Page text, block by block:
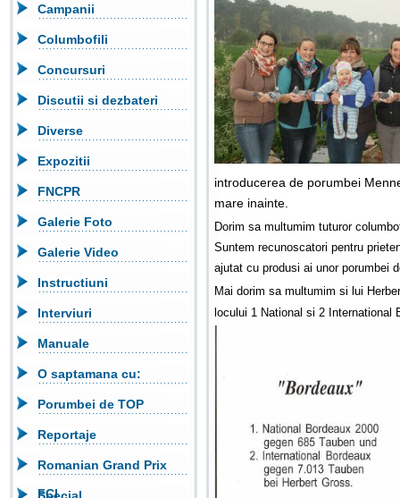
Campanii
Columbofili
Concursuri
Discutii si dezbateri
Diverse
Expozitii
FNCPR
Galerie Foto
Galerie Video
Instructiuni
Interviuri
Manuale
O saptamana cu:
Porumbei de TOP
Reportaje
Romanian Grand Prix
FCI
introducerea de porumbei
mare inainte.
Dorim sa multumim tuturor
Suntem recunoscatori pentru
ajutat cu produsi ai unor porumbei
Mai dorim sa multumim si lui
locului 1 National si 2 International